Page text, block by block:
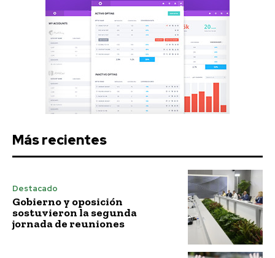
Más recientes
Destacado
Gobierno y oposición
sostuvieron la segunda
jornada de reuniones